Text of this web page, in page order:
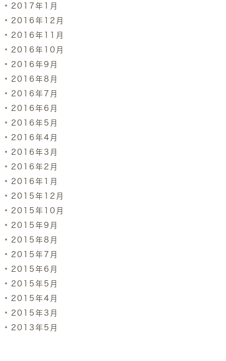
2017年1月
2016年12月
2016年11月
2016年10月
2016年9月
2016年8月
2016年7月
2016年6月
2016年5月
2016年4月
2016年3月
2016年2月
2016年1月
2015年12月
2015年10月
2015年9月
2015年8月
2015年7月
2015年6月
2015年5月
2015年4月
2015年3月
2013年5月